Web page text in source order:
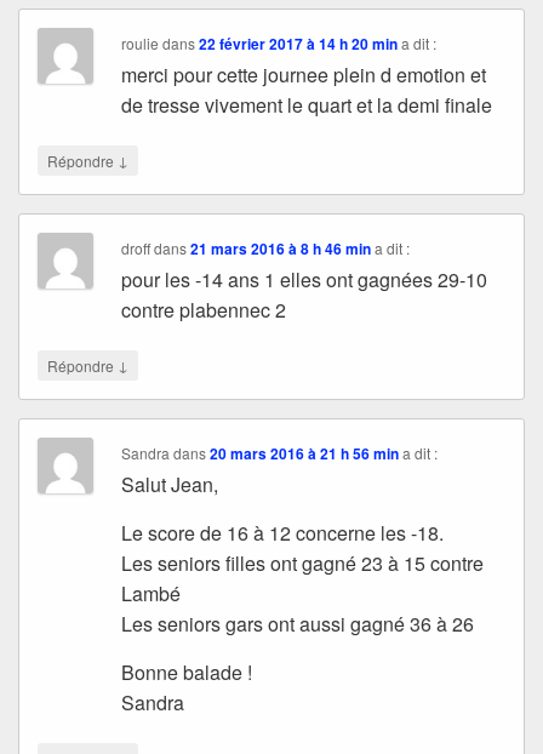
roulie dans22 février 2017 à 14 h 20 min a dit :
merci pour cette journee plein d emotion et
de tresse vivement le quart et la demi finale
Répondre ↓
droffdans21 mars 2016 à 8 h 46 min a dit :
pour les -14 ans 1 elles ont gagnées 29-10
contre plabennec 2
Répondre ↓
Sandra dans20 mars 2016 à 21 h 56 min a dit :
Salut Jean,
Le score de 16 à 12 concerne les -18.
Les seniors filles ont gagné 23 à 15 contre
Lambé
Les seniors gars ont aussi gagné 36 à 26
Bonne balade !
Sandra